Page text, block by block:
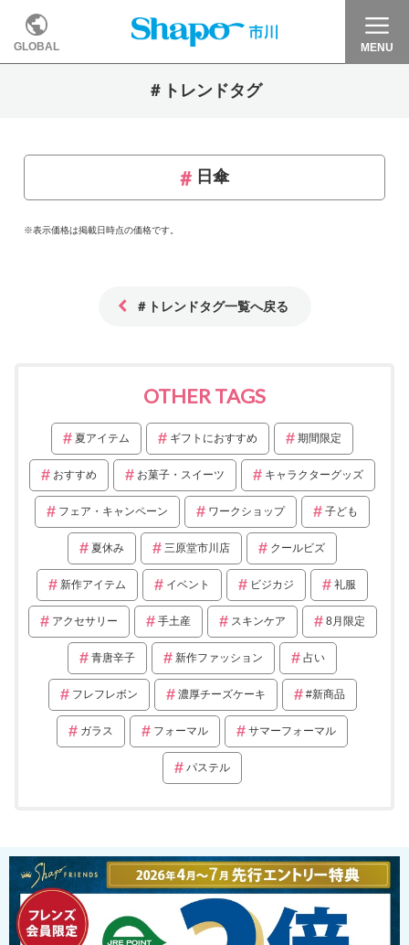
GLOBAL MENU
＃トレンドタグ
日傘
※表示価格は掲載日時点の価格です。
＃トレンドタグ一覧へ戻る
OTHER TAGS
夏アイテム ギフトにおすすめ 期間限定
おすすめ お菓子・スイーツ キャラクターグッズ
フェア・キャンペーン ワークショップ 子ども
夏休み 三原堂市川店 クールビズ
新作アイテム イベント ビジカジ 礼服
アクセサリー 手土産 スキンケア 8月限定
青唐辛子 新作ファッション 占い
フレフレボン 濃厚チーズケーキ #新商品
ガラス フォーマル サマーフォーマル
パステル